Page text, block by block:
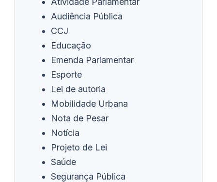
Audiência Pública
CCJ
Educação
Emenda Parlamentar
Esporte
Lei de autoria
Mobilidade Urbana
Nota de Pesar
Notícia
Projeto de Lei
Saúde
Segurança Pública